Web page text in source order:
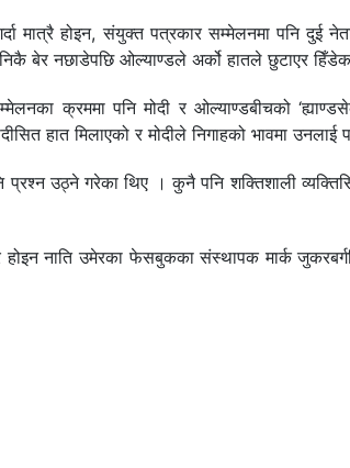
मात्रै होइन, संयुक्त पत्रकार सम्मेलनमा पनि
निकै बेर नछाडेपछि ओल्याण्डले अर्को हातले छुटाएर
क्रममा पनि मोदी र ओल्याण्डबीचको
हात मिलाएको र मोदीले निगाहको भावमा उनलाई
प्रश्न उठ्ने गरेका थिए । कुनै पनि शक्तिशाली
होइन नाति उमेरका फेसबुकका संस्थापक मार्क